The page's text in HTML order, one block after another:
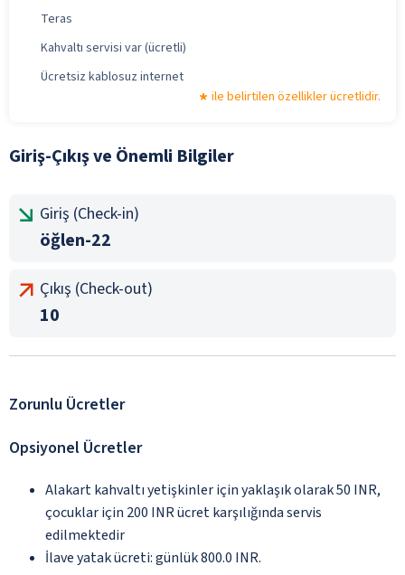
Teras
Kahvaltı servisi var (ücretli)
Ücretsiz kablosuz internet
ile belirtilen özellikler ücretlidir.
Giriş-Çıkış ve Önemli Bilgiler
Giriş (Check-in)
öğlen-22
Çıkış (Check-out)
10
Zorunlu Ücretler
Opsiyonel Ücretler
Alakart kahvaltı yetişkinler için yaklaşık olarak 50 INR,
çocuklar için 200 INR ücret karşılığında servis
edilmektedir
İlave yatak ücreti: günlük 800.0 INR.